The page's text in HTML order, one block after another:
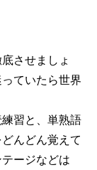
させましょ
ていたら世界
習と、単熟語
んどん覚えて
ージなどは